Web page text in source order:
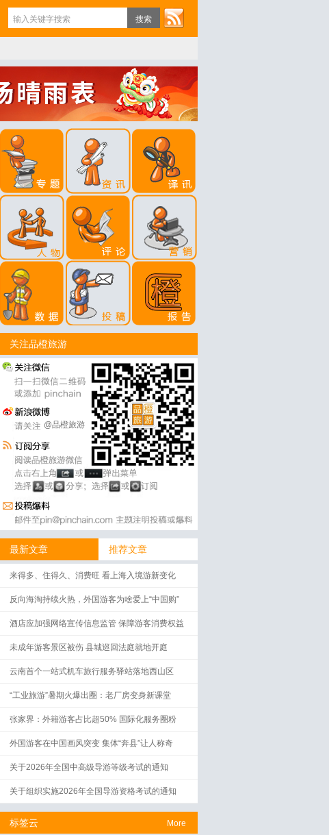
关注品橙旅游
@品橙旅游
最新文章 推荐文章
来得多、住得久、消费旺 看上海入境游新变化
反向海淘持续火热，外国游客为啥爱上“中国购”
酒店应加强网络宣传信息监管 保障游客消费权益
未成年游客景区被伤 县城巡回法庭就地开庭
云南首个一站式机车旅行服务驿站落地西山区
“工业旅游”暑期火爆出圈：老厂房变身新课堂
张家界：外籍游客占比超50% 国际化服务圈粉
外国游客在中国画风突变 集体“奔县”让人称奇
关于2026年全国中高级导游等级考试的通知
关于组织实施2026年全国导游资格考试的通知
More
标签云